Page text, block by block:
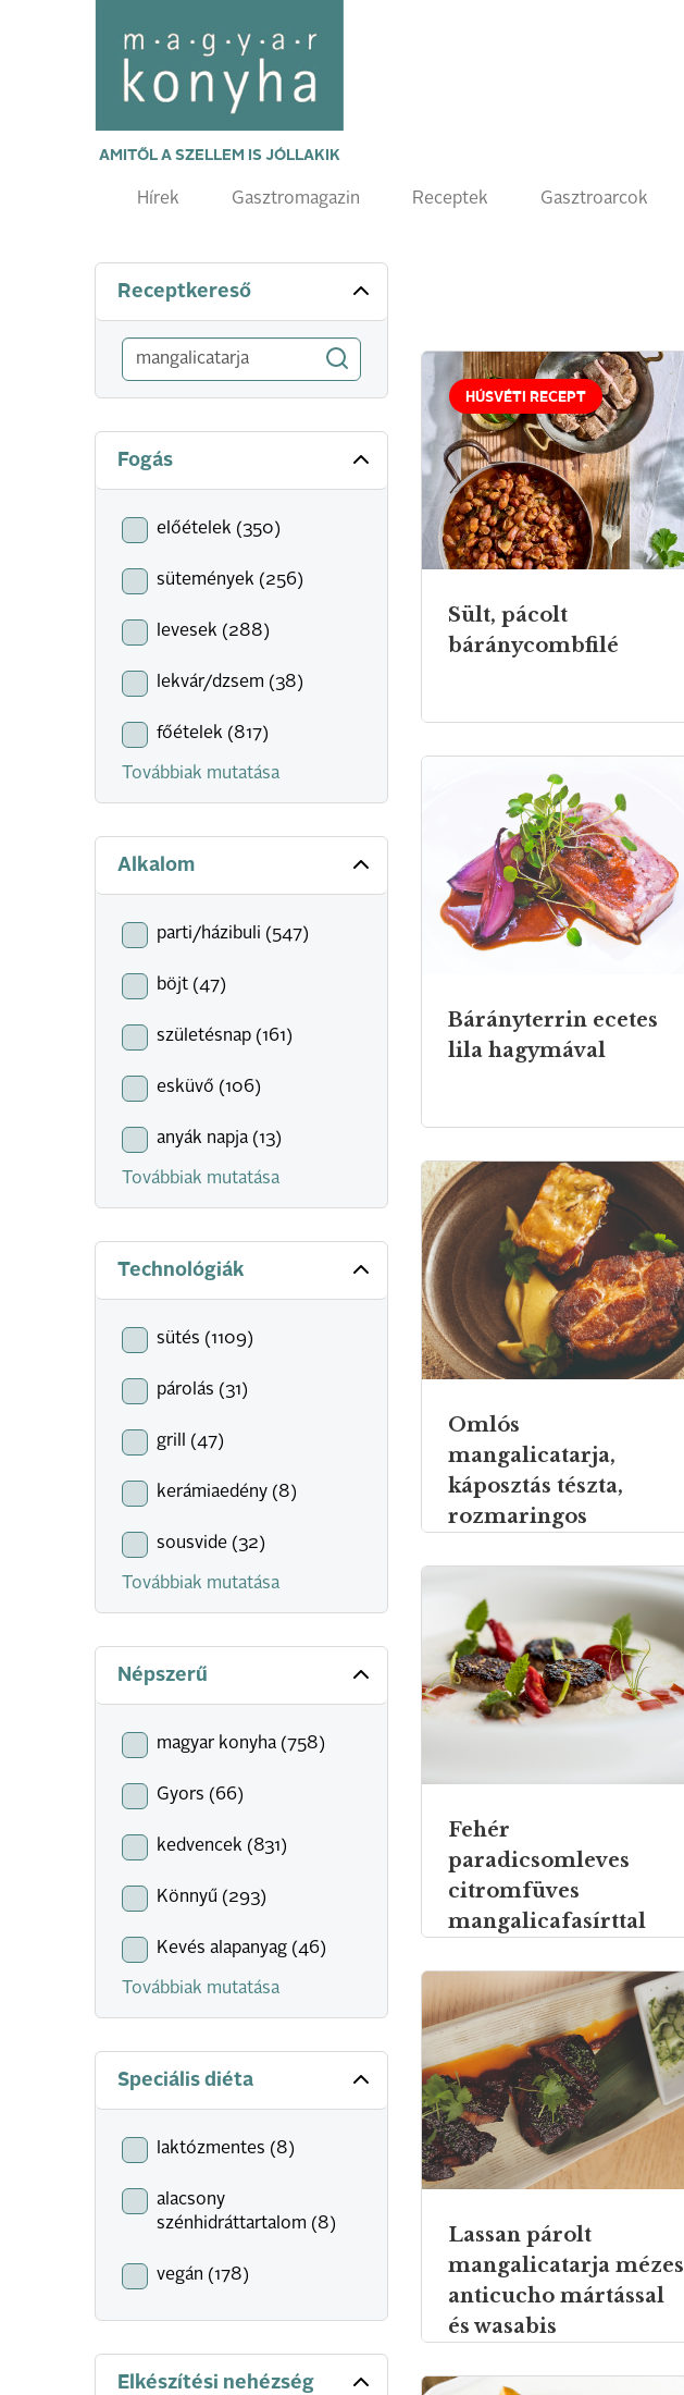
AMITŐL A SZELLEM IS JÓLLAKIK
Hírek Gasztromagazin Receptek Gasztroarcok
Receptkereső
Fogás
előételek (350)
sütemények (256)
levesek (288)
lekvár/dzsem (38)
főételek (817)
Továbbiak mutatása
Alkalom
parti/házibuli (547)
böjt (47)
születésnap (161)
esküvő (106)
anyák napja (13)
Továbbiak mutatása
Technológiák
sütés (1109)
párolás (31)
grill (47)
kerámiaedény (8)
sousvide (32)
Továbbiak mutatása
Népszerű
magyar konyha (758)
Gyors (66)
kedvencek (831)
Könnyű (293)
Kevés alapanyag (46)
Továbbiak mutatása
Speciális diéta
laktózmentes (8)
alacsony
szénhidráttartalom (8)
vegán (178)
Elkészítési nehézség
HÚSVÉTI RECEPT
Sült, pácolt
báránycombfilé
Bárányterrin ecetes
lila hagymával
Omlós
mangalicatarja,
káposztás tészta,
rozmaringos
Fehér
paradicsomleves
citromfüves
mangalicafasírttal
Lassan párolt
mangalicatarja mézes
anticucho mártással
és wasabis